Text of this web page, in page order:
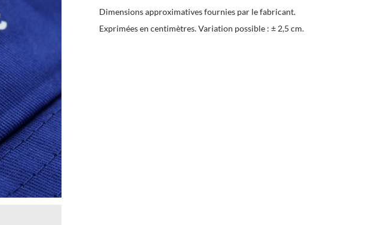
Dimensions approximatives fournies par le fabricant.
Exprimées en centimètres. Variation possible : ± 2,5 cm.